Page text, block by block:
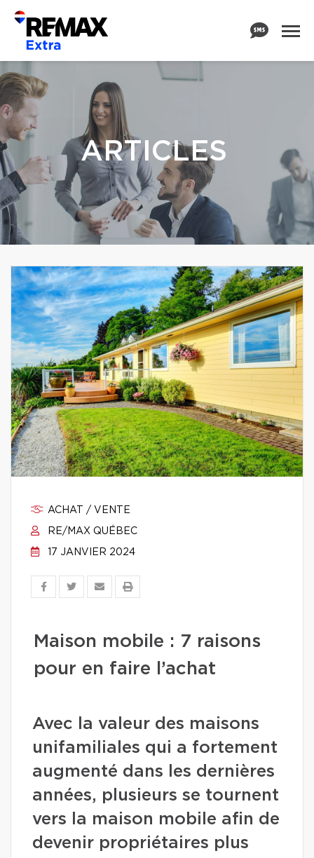
ARTICLES
ACHAT / VENTE
RE/MAX QUÉBEC
17 JANVIER 2024
Maison mobile : 7 raisons
pour en faire l’achat
Avec la valeur des maisons
unifamiliales qui a fortement
augmenté dans les dernières
années, plusieurs se tournent
vers la maison mobile afin de
devenir propriétaires plus